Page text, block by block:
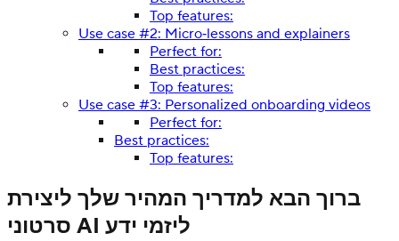
Top features:
Use case #2: Micro‑lessons and explainers
Perfect for:
Best practices:
Top features:
Use case #3: Personalized onboarding videos
Perfect for:
Best practices:
Top features:
ברוך הבא למדריך המהיר שלך ליצירת
סרטוני AI ליזמי ידע